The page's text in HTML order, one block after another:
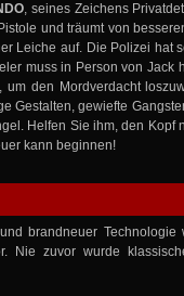
, seines Zeichens
und träumt von
Leiche auf. Die Polizei hat
muss in Person von Jack
um den Mordverdacht
Gestalten, gewiefte
Helfen Sie ihm, den
kann beginnen!
brandneuer
Nie zuvor wurde